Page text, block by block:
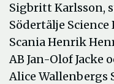
Sigbritt Karlsson,
Södertälje
Scania Henrik
AB Jan-Olof Jacke
Alice Wallenbergs